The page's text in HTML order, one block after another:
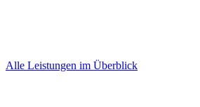
Alle Leistungen im Überblick